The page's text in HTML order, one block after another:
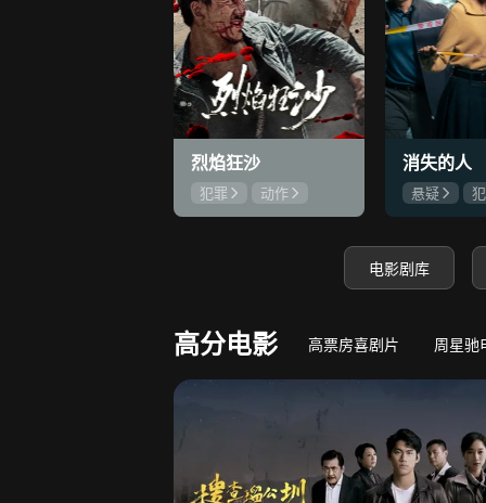
共92集
若熙传 8.4
王丽坤深陷权力斗争 守底线，方能
烈焰狂沙
犯罪
动作
刘俊孝
康磊
消失的人
悬疑
郑恺
电影剧库
高分电影 高票房喜剧片 周星驰